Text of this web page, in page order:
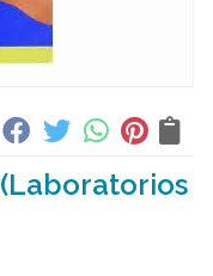
(Laboratorios